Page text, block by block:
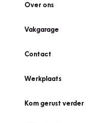
Over ons
Vakgarage
Contact
Werkplaats
Kom gerust verder